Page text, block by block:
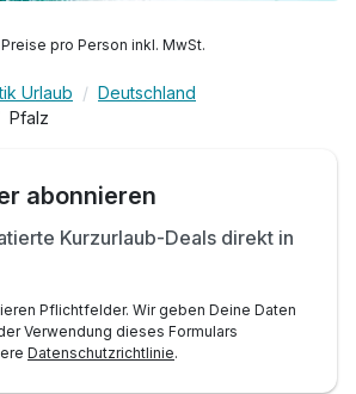
pro Person inkl. MwSt.
Urlaub
Deutschland
Pfalz
abonnieren
Kurzurlaub-Deals direkt in
Pflichtfelder. Wir geben Deine Daten
Verwendung dieses Formulars
Datenschutzrichtlinie.